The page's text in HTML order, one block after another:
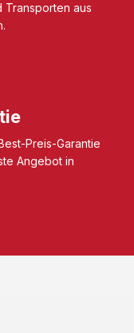
Transporten aus
Preis-Garantie
Angebot in